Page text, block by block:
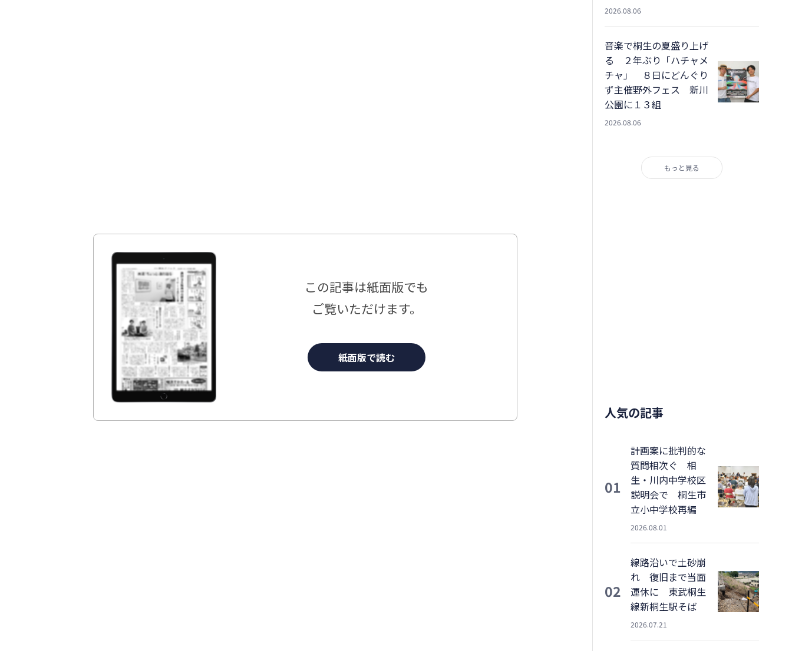
この記事は紙面版でも
ご覧いただけます。
紙面版で読む
2026.08.06
音楽で桐生の夏盛り上げ
る ２年ぶり「ハチャメ
チャ」 ８日にどんぐり
ず主催野外フェス 新川
公園に１３組
2026.08.06
もっと見る
人気の記事
01
計画案に批判的な
質問相次ぐ 相
生・川内中学校区
説明会で 桐生市
立小中学校再編
2026.08.01
02
線路沿いで土砂崩
れ 復旧まで当面
運休に 東武桐生
線新桐生駅そば
2026.07.21